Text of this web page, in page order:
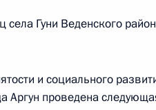
мобильной приёмной
Гуни Веденского
и социального
Аргун проведена